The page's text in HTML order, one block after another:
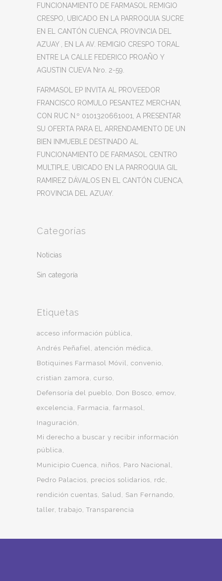
FUNCIONAMIENTO DE FARMASOL REMIGIO
CRESPO, UBICADO EN LA PARROQUIA SUCRE
EN EL CANTÓN CUENCA, PROVINCIA DEL
AZUAY , EN LA AV. REMIGIO CRESPO TORAL
ENTRE LA CALLE FEDERICO PROAÑO Y
AGUSTIN CUEVA Nro. 2-59.
FARMASOL EP INVITA AL PROVEEDOR
FRANCISCO ROMULO PESANTEZ MERCHAN,
CON RUC N.º 0101320661001, A PRESENTAR
SU OFERTA PARA EL ARRENDAMIENTO DE UN
BIEN INMUEBLE DESTINADO AL
FUNCIONAMIENTO DE FARMASOL CENTRO
MULTIPLE, UBICADO EN LA PARROQUIA GIL
RAMIREZ DÁVALOS EN EL CANTÓN CUENCA,
PROVINCIA DEL AZUAY.
Categorías
Noticias
Sin categoría
Etiquetas
acceso información pública
Andrés Peñafiel atención médica
Botiquines Farmasol Móvil convenio
cristian zamora
curso
Defensoría del pueblo
Don Bosco emov
excelencia
Farmacia
farmasol
Inaguración
Mi derecho a buscar y recibir información
pública
Municipio Cuenca
niños
Paro Nacional
Pedro Palacios
precios solidarios
rdc
rendición cuentas
Salud
San Fernando
taller trabajo Transparencia